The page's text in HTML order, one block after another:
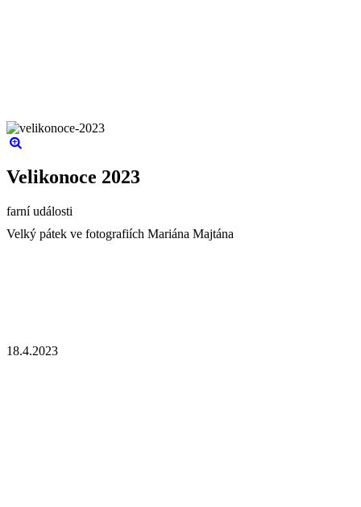
Velikonoce 2023
farní události
Velký pátek ve fotografiích Mariána Majtána
18.4.2023